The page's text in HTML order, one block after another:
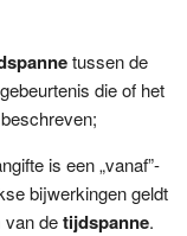
tussen de
die of het
is een „vanaf”-
bijwerkingen geldt
van detijdspanne.